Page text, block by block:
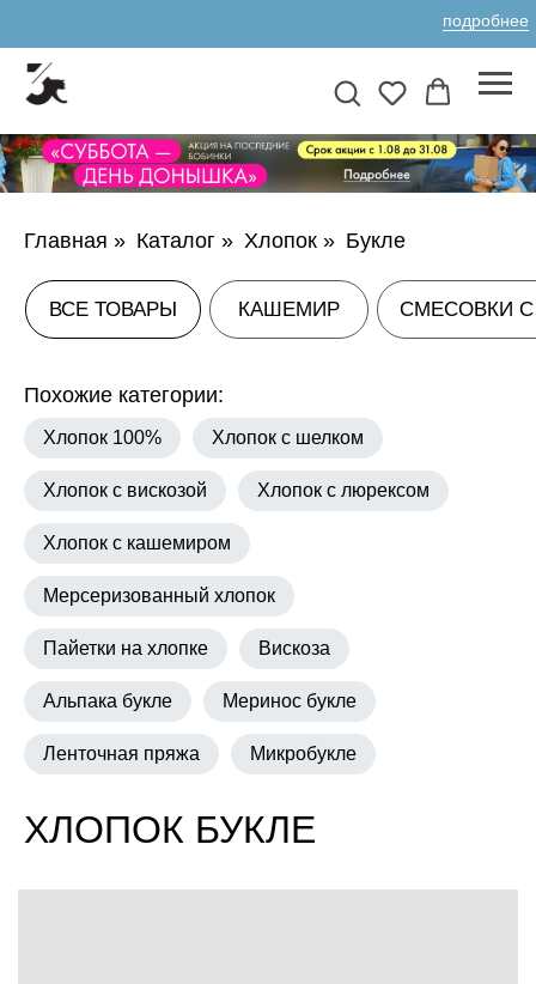
подробнее
Главная » Каталог » Хлопок » Букле
Похожие категории:
Хлопок 100% Хлопок с шелком
Хлопок с вискозой Хлопок с люрексом
Хлопок с кашемиром
Мерсеризованный хлопок
Пайетки на хлопке Вискоза
Альпака букле Меринос букле
Ленточная пряжа Микробукле
ХЛОПОК БУКЛЕ